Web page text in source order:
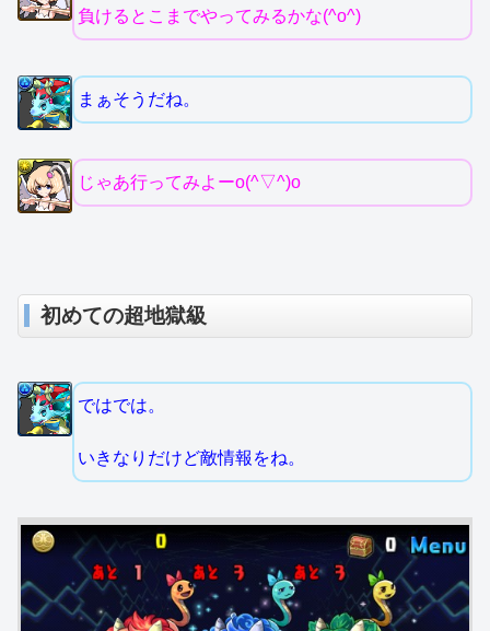
負けるとこまでやってみるかな(^o^)
まぁそうだね。
じゃあ行ってみよーo(^▽^)o
初めての超地獄級
ではでは。
いきなりだけど敵情報をね。